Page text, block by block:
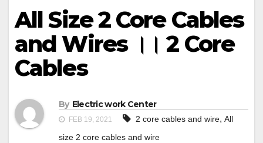
All Size 2 Core Cables
and Wires ।। 2 Core
Cables
By Electric work Center
FEB 19, 2021 2 core cables and wire, All
size 2 core cables and wire